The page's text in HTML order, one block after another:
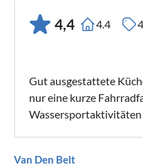
4,4 4.4
Gut ausgestattete
nur eine kurze
Wassersportaktivitäten
Van Den Belt